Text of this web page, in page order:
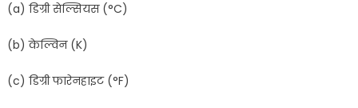
(a) डिग्रीसेल्सियस (°C)
(b)केल्विन (K)
(c) डिग्री फारेनहाइट (°F)